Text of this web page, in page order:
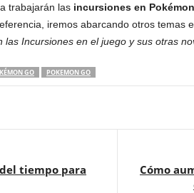
trabajarán las incursiones en
iremos abarcando otros temas
las Incursiones en el juego y sus otras
GO POKEMON GO
tiempo para
Cómo